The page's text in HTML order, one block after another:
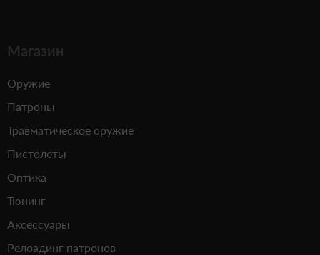
Магазин
Оружие
Патроны
Травматическое оружие
Пистолеты
Оптика
Тюнинг
Аксессуары
Релоадинг патронов